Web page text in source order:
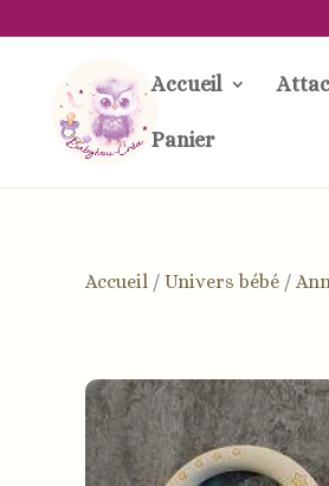
Accueil
Panier
Accueil / Univers bébé /